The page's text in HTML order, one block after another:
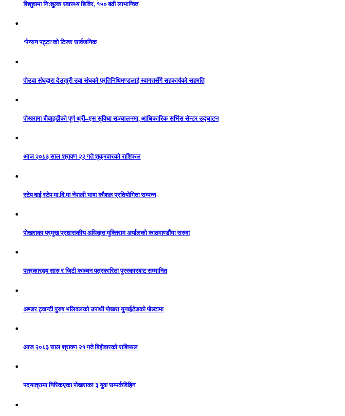
शिशुवामा निःशुल्क स्वास्थ्य शिविर, १५० बढी लाभान्वित
‘पेन्सन पट्टा’को टिजर सार्वजनिक
पोउवा संघद्वारा देउखुरी उवा संघको प्रतिनिधिमण्डलाई स्वागतसँगै सहकार्यको सहमति
पोखरामा बीवाइडीको पूर्ण थ्री–एस सुविधा सञ्चालनमा, आधिकारिक सर्भिस सेन्टर उद्घाटन
आज २०८३ साल श्रावण २२ गते शुक्रवारको राशिफल
स्टेप वाई स्टेप मा.वि.मा नेपाली भाषा कौशल प्रतियोगिता सम्पन्न
पोखराका प्रमुख प्रशासकीय अधिकृत मुक्तिराम अर्यालको काठमाण्डौंमा सरुवा
पत्रकारद्वय सारु र जिटी कञ्चन पत्रकारिता पुरस्कारबाट सम्मानित
अण्डर ट्वान्टी पुरुष भलिवलको उपाधी पोखरा युनाईटेडको पोल्टामा
आज २०८३ साल श्रावण २१ गते बिहीवारको राशिफल
पदयात्रामा निस्किएका पोखराका ३ युवा सम्पर्कविहिन